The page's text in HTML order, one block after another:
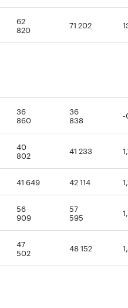
62
820 71 202
36
860
36
838 -
40
802 41 233
41 649 42 114
56
909
57
595
47
502 48 152